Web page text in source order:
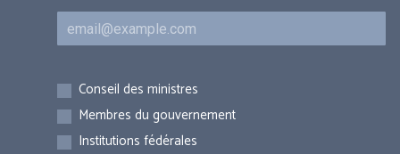
Courriel
Inscriptions
Conseil des ministres
Membres du gouvernement
Institutions fédérales